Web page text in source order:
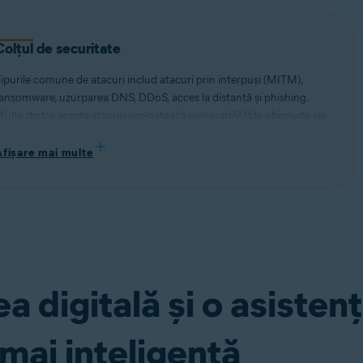
de securitate
comune de atacuri includ atacuri prin interpuși (MITM),
uzurparea DNS, DDoS, acces la distanță și phishing.
a fura informații. Citiți mai multe despre diferitele tipuri de
mai multe
digitală și o
inteligentă